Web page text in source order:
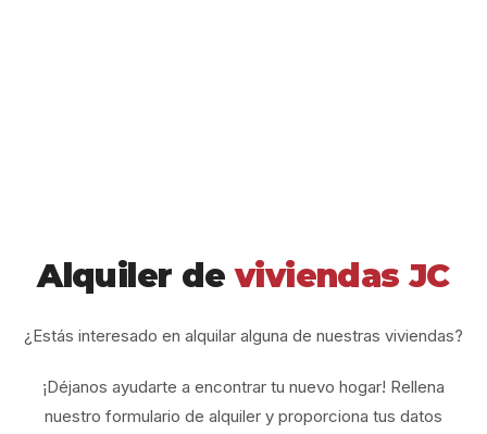
Alquiler deviviendas JC
¿Estás interesado en alquilar alguna de nuestras viviendas?
¡Déjanos ayudarte a encontrar tu nuevo hogar! Rellena
nuestro formulario de alquiler y proporciona tus datos